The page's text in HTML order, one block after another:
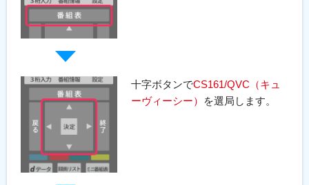
十字ボタンでCS161/QVC（キュ
ーヴィーシー）
を選局します。